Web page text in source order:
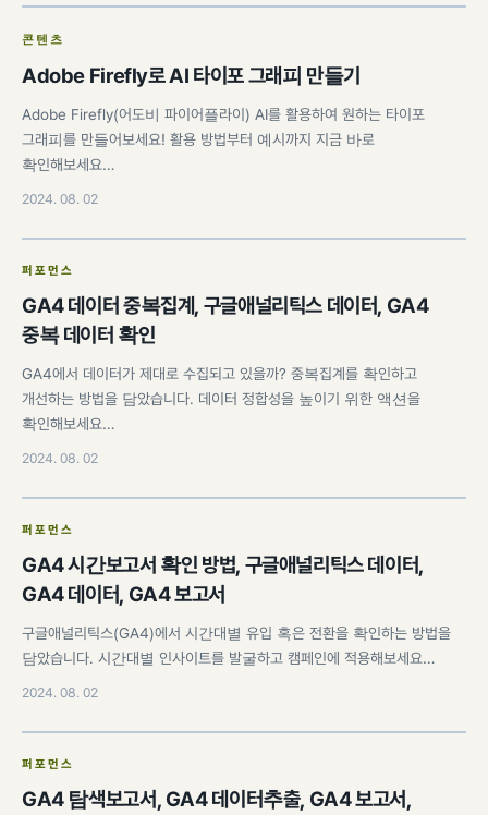
콘텐츠
Adobe Firefly로 AI 타이포 그래피 만들기
Adobe Firefly(어도비 파이어플라이) AI를 활용하여 원하는 타이포
그래피를 만들어보세요! 활용 방법부터 예시까지 지금 바로
확인해보세요…
2024. 08. 02
퍼포먼스
GA4 데이터 중복집계, 구글애널리틱스 데이터, GA4
중복 데이터 확인
GA4에서 데이터가 제대로 수집되고 있을까? 중복집계를 확인하고
개선하는 방법을 담았습니다. 데이터 정합성을 높이기 위한 액션을
확인해보세요…
2024. 08. 02
퍼포먼스
GA4 시간보고서 확인 방법, 구글애널리틱스 데이터,
GA4 데이터, GA4 보고서
구글애널리틱스(GA4)에서 시간대별 유입 혹은 전환을 확인하는 방법을
담았습니다. 시간대별 인사이트를 발굴하고 캠페인에 적용해보세요…
2024. 08. 02
퍼포먼스
GA4 탐색보고서, GA4 데이터추출, GA4 보고서,